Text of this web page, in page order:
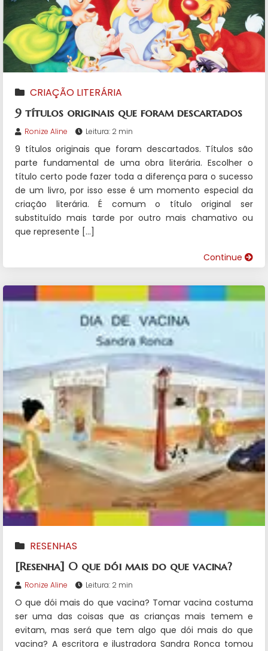
CRIAÇÃO LITERÁRIA
9 títulos originais que foram descartados
Ronize Aline Leitura: 2 min
9 títulos originais que foram descartados. Títulos são
parte fundamental de uma obra literária. Escolher o
título certo pode fazer toda a diferença para o sucesso
de um livro, por isso esse é um momento especial da
criação literária. É comum o título original ser
substituído mais tarde por outro mais chamativo ou
que represente […]
Continue
RESENHAS
[Resenha] O que dói mais do que vacina?
Ronize Aline Leitura: 2 min
O que dói mais do que vacina? Tomar vacina costuma
ser uma das coisas que as crianças mais temem e
evitam, mas será que tem algo que dói mais do que
vacina? A escritora e ilustradora Sandra Ronca tomou